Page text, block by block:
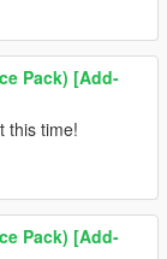
Pack) [Add-
this time!
Pack) [Add-